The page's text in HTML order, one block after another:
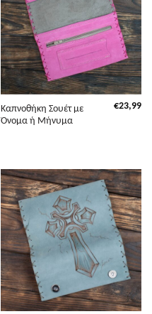
Καπνοθήκη Σουέτ με
Όνομα ή Μήνυμα
€23,99